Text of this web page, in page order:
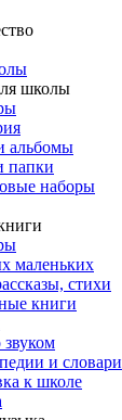
школы
альбомы
папки
наборы
маленьких
стихи
книги
и словари
к школе